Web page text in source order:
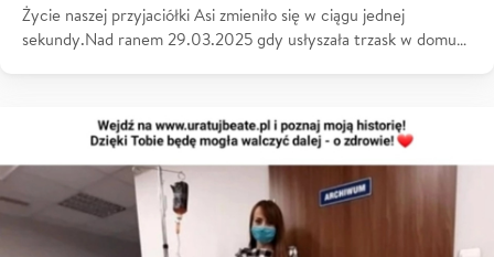
Życie naszej przyjaciółki Asi zmieniło się w ciągu jednej
sekundy.Nad ranem 29.03.2025 gdy usłyszała trzask w domu…